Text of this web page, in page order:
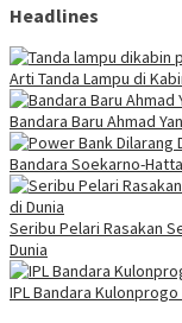
Headlines
Arti Tanda Lampu di
Bandara Baru Ahmad
Bandara Soekarno-
Seribu Pelari Rasakan
Dunia
IPL Bandara